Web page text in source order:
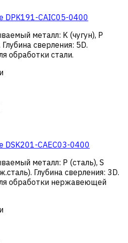
DPK191-CAIC05-0400
металл: K (чугун), Р
Глубина сверления: 5D.
обработки стали.
DSK201-CAEC03-0400
металл: Р (сталь), S
. Глубина сверления: 3D.
обработки нержавеющей